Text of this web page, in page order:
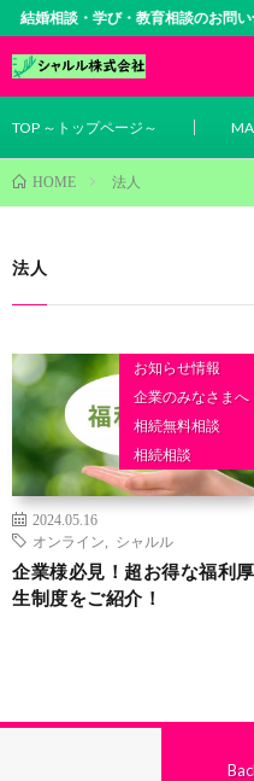
結婚相談・学び・教育相談のお問い
TOP ～トップページ～
HOME 法人
法人
お知らせ情報
企業のみなさまへ
相続無料相談
相続相談
2024.05.16
オンライン
シャルル
企業様必見！超お得な福利厚
生制度をご紹介！